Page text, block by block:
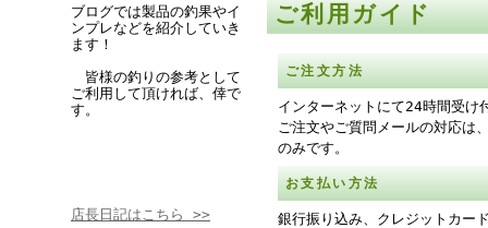
ブログでは製品の釣果やイ
ンプレなどを紹介していき
ます！
皆様の釣りの参考として
ご利用して頂ければ、倖で
す。
店長日記はこちら >>
ご利用ガイド
ご注文方法
インターネットにて24時間受け
ご注文やご質問メールの対応は
のみです。
お支払い方法
銀行振り込み、クレジットカー